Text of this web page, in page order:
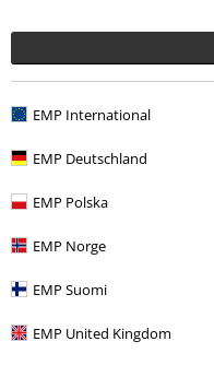
EMP International
EMP Deutschland
EMP Polska
EMP Norge
EMP Suomi
EMP United Kingdom
Metal-Kids - Skull
cappuccio bambini